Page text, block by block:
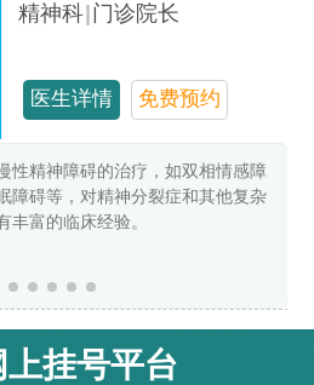
精神科 门诊院长
医生详情 免费预约
性精神障碍的治疗，如双相情感障
障碍等，对精神分裂症和其他复杂
丰富的临床经验。
挂号平台